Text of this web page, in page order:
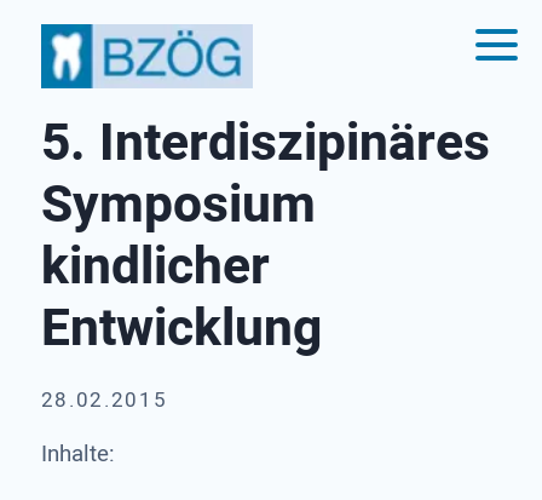
5. Interdiszipinäres
Symposium
kindlicher
Entwicklung
28.02.2015
Inhalte: